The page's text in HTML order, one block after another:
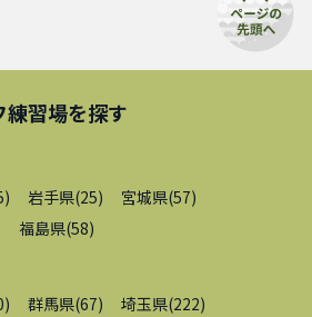
練習場を探す
) 岩手県(25) 宮城県(57)
福島県(58)
) 群馬県(67) 埼玉県(222)